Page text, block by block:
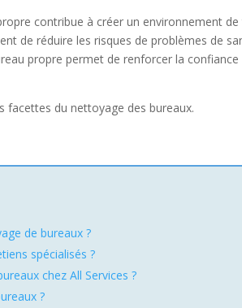
contribue à créer un environnement
de réduire les risques de problèmes de
propre permet de renforcer la
facettes du nettoyage des bureaux.
de bureaux ?
spécialisés ?
chez All Services ?
?